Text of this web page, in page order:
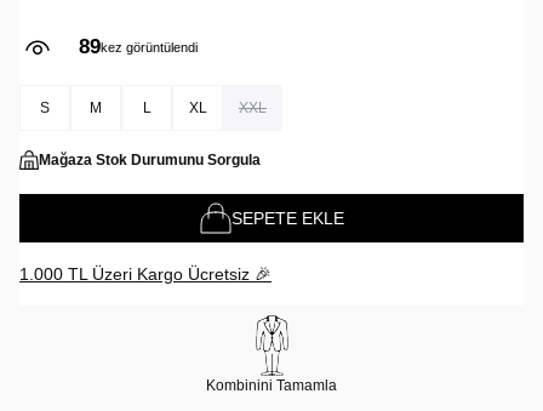
89kez görüntülendi
S M L XL XXL
Mağaza Stok Durumunu Sorgula
SEPETE EKLE
1.000 TL Üzeri Kargo Ücretsiz 🎉
Kombinini Tamamla